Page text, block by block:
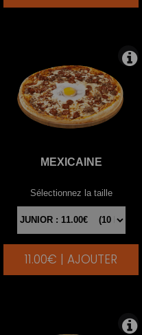
MEXICAINE
Sélectionnez la taille
|
11.00€ | AJOUTER